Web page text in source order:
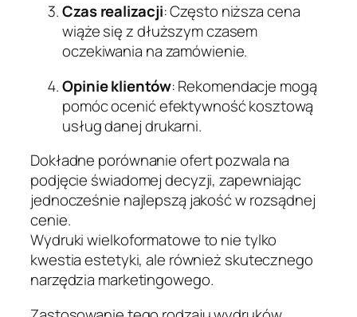
Czas realizacji: Często niższa cena
wiąże się z dłuższym czasem
oczekiwania na zamówienie.
Opinie klientów: Rekomendacje mogą
pomóc ocenić efektywność kosztową
usług danej drukarni.
Dokładne porównanie ofert pozwala na
podjęcie świadomej decyzji, zapewniając
jednocześnie najlepszą jakość w rozsądnej
cenie.
Wydruki wielkoformatowe to nie tylko
kwestia estetyki, ale również skutecznego
narzędzia marketingowego.